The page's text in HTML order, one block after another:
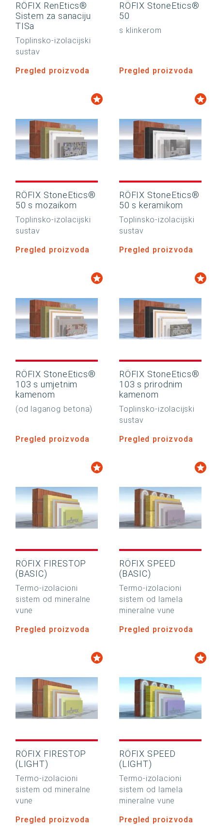
RÖFIX RenEtics®
Sistem za sanaciju
TISa
Toplinsko-izolacijski
sustav
Pregled proizvoda
RÖFIX StoneEtics®
50
s klinkerom
Pregled proizvoda
RÖFIX StoneEtics®
50 s mozaikom
Toplinsko-izolacijski
sustav
Pregled proizvoda
RÖFIX StoneEtics®
50 s keramikom
Toplinsko-izolacijski
sustav
Pregled proizvoda
RÖFIX StoneEtics®
103 s umjetnim
kamenom
(od laganog betona)
Pregled proizvoda
RÖFIX StoneEtics®
103 s prirodnim
kamenom
Toplinsko-izolacijski
sustav
Pregled proizvoda
RÖFIX FIRESTOP
(BASIC)
Termo-izolacioni
sistem od mineralne
vune
Pregled proizvoda
RÖFIX SPEED
(BASIC)
Termo-izolacioni
sistem od lamela
mineralne vune
Pregled proizvoda
RÖFIX FIRESTOP
(LIGHT)
Termo-izolacioni
sistem od mineralne
vune
Pregled proizvoda
RÖFIX SPEED
(LIGHT)
Termo-izolacioni
sistem od lamela
mineralne vune
Pregled proizvoda